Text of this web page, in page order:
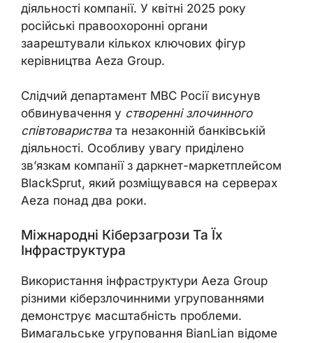
діяльності компанії. У квітні 2025 року
російські правоохоронні органи
заарештували кількох ключових фігур
керівництва Aeza Group.
Слідчий департамент МВС Росії висунув
обвинувачення у створенні злочинного
співтовариства та незаконній банківській
діяльності. Особливу увагу приділено
зв’язкам компанії з даркнет-маркетплейсом
BlackSprut, який розміщувався на серверах
Aeza понад два роки.
Міжнародні Кіберзагрози Та Їх
Інфраструктура
Використання інфраструктури Aeza Group
різними кіберзлочинними угрупованнями
демонструє масштабність проблеми.
Вимагальське угруповання BianLian відоме